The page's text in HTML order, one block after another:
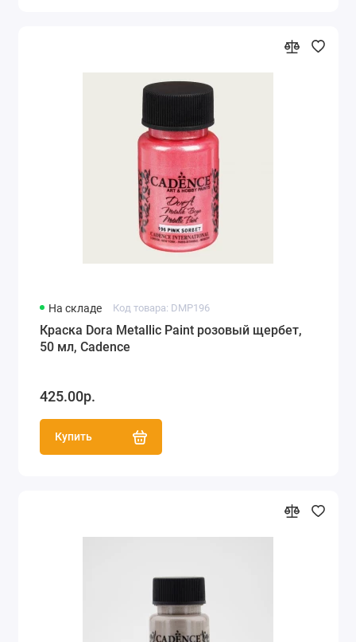
На складе Код товара: DMP196
Краска Dora Metallic Paint розовый щербет,
50 мл, Cadence
425.00р.
Купить